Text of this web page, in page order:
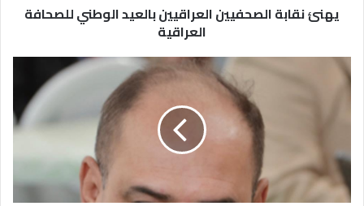
يهنئ نقابة الصحفيين العراقيين بالعيد الوطني للصحافة
العراقية